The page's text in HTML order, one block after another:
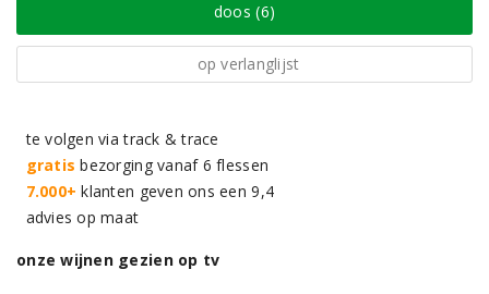
doos (6)
op verlanglijst
te volgen via track & trace
gratis bezorging vanaf 6 flessen
7.000+ klanten geven ons een 9,4
advies op maat
onze wijnen gezien op tv